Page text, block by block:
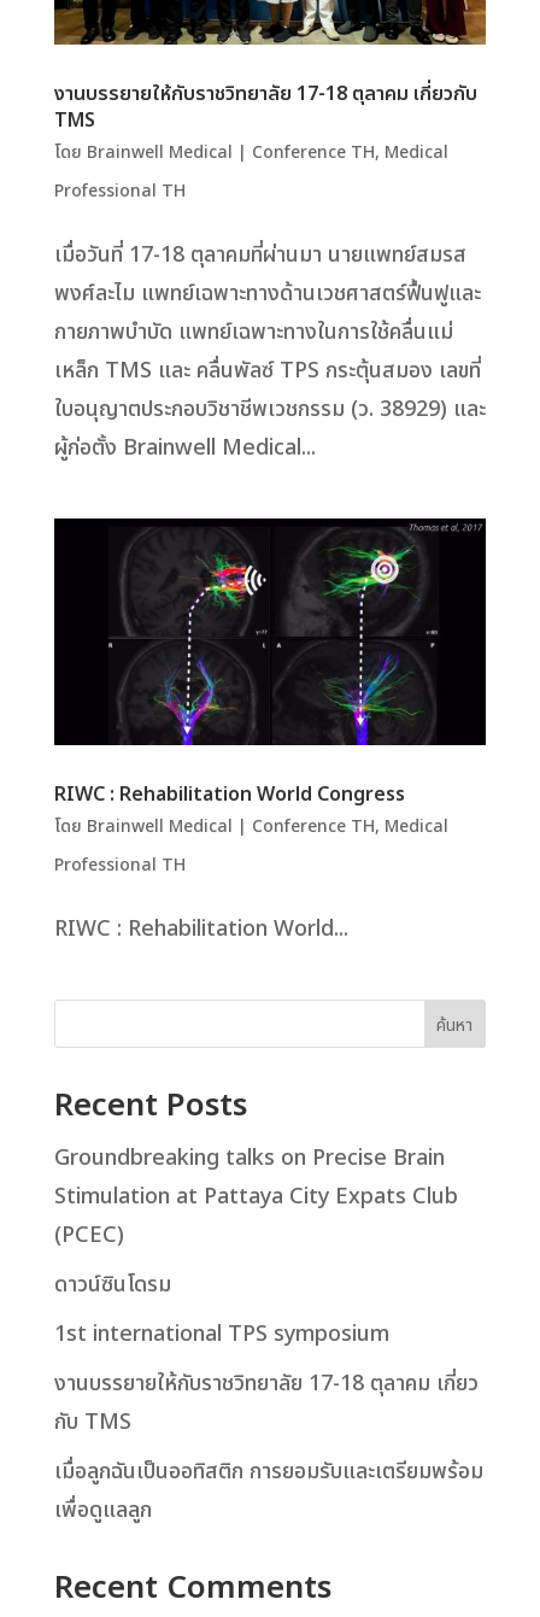
งานบรรยายให้กับราชวิทยาลัย 17-18 ตุลาคม เกี่ยวกับ
TMS
โดย Brainwell Medical | Conference TH, Medical
Professional TH
เมื่อวันที่ 17-18 ตุลาคมที่ผ่านมา นายแพทย์สมรส
พงศ์ละไม แพทย์เฉพาะทางด้านเวชศาสตร์ฟื้นฟูและ
กายภาพบำบัด แพทย์เฉพาะทางในการใช้คลื่นแม่
เหล็ก TMS และ คลื่นพัลซ์ TPS กระตุ้นสมอง เลขที่
ใบอนุญาตประกอบวิชาชีพเวชกรรม (ว. 38929) และ
ผู้ก่อตั้ง Brainwell Medical...
RIWC : Rehabilitation World Congress
โดย Brainwell Medical | Conference TH, Medical
Professional TH
RIWC : Rehabilitation World...
ค้นหา
Recent Posts
Groundbreaking talks on Precise Brain
Stimulation at Pattaya City Expats Club
(PCEC)
ดาวน์ซินโดรม
1st international TPS symposium
งานบรรยายให้กับราชวิทยาลัย 17-18 ตุลาคม เกี่ยว
กับ TMS
เมื่อลูกฉันเป็นออทิสติก การยอมรับและเตรียมพร้อม
เพื่อดูแลลูก
Recent Comments